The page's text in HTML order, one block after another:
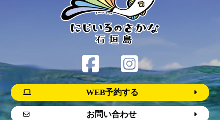
WEB予約する
お問い合わせ